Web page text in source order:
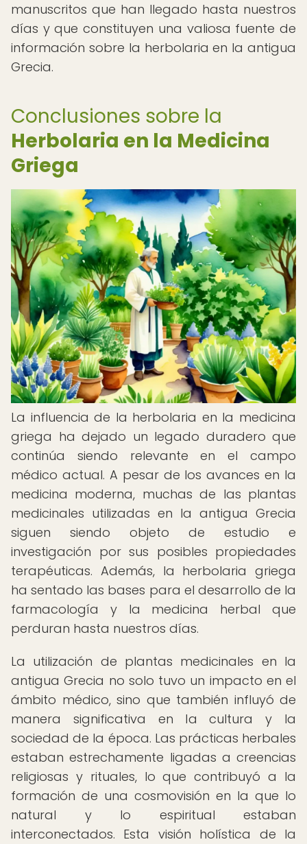
manuscritos que han llegado hasta nuestros
días y que constituyen una valiosa fuente de
información sobre la herbolaria en la antigua
Grecia.
Conclusiones sobre la
Herbolaria en la Medicina
Griega
La influencia de la herbolaria en la medicina
griega ha dejado un legado duradero que
continúa siendo relevante en el campo
médico actual. A pesar de los avances en la
medicina moderna, muchas de las plantas
medicinales utilizadas en la antigua Grecia
siguen siendo objeto de estudio e
investigación por sus posibles propiedades
terapéuticas. Además, la herbolaria griega
ha sentado las bases para el desarrollo de la
farmacología y la medicina herbal que
perduran hasta nuestros días.
La utilización de plantas medicinales en la
antigua Grecia no solo tuvo un impacto en el
ámbito médico, sino que también influyó de
manera significativa en la cultura y la
sociedad de la época. Las prácticas herbales
estaban estrechamente ligadas a creencias
religiosas y rituales, lo que contribuyó a la
formación de una cosmovisión en la que lo
natural y lo espiritual estaban
interconectados. Esta visión holística de la